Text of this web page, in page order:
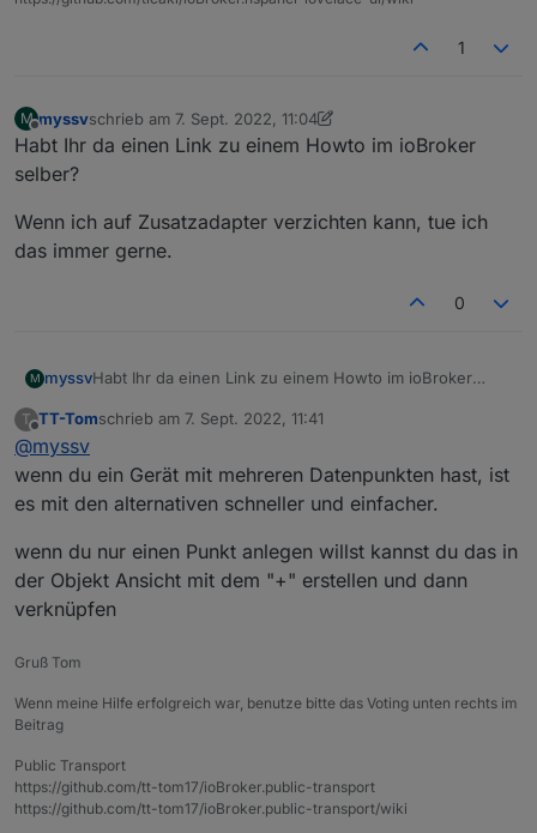
1
M
Offline
myssvschrieb am 7. Sept. 2022, 11:04
zuletzt editiert von myssv 9. Juli 2022, 13:04
Habt Ihr da einen Link zu einem Howto im ioBroker
selber?
Wenn ich auf Zusatzadapter verzichten kann, tue ich
das immer gerne.
0
M myssvHabt Ihr da einen Link zu einem Howto im ioBroker
Wenn ich auf Zusatzadapter verzichten kann, tue ich
T TT-Tomschrieb am 7. Sept. 2022, 11:41
zuletzt editiert von
@myssv
wenn du ein Gerät mit mehreren Datenpunkten hast, ist
es mit den alternativen schneller und einfacher.
wenn du nur einen Punkt anlegen willst kannst du das in
der Objekt Ansicht mit dem "+" erstellen und dann
verknüpfen
Gruß Tom
Wenn meine Hilfe erfolgreich war, benutze bitte das Voting unten rechts im
Beitrag
Public Transport
https://github.com/tt-tom17/ioBroker.public-transport
https://github.com/tt-tom17/ioBroker.public-transport/wiki